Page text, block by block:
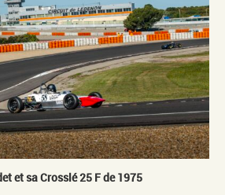
et sa Crosslé 25 F de 1975